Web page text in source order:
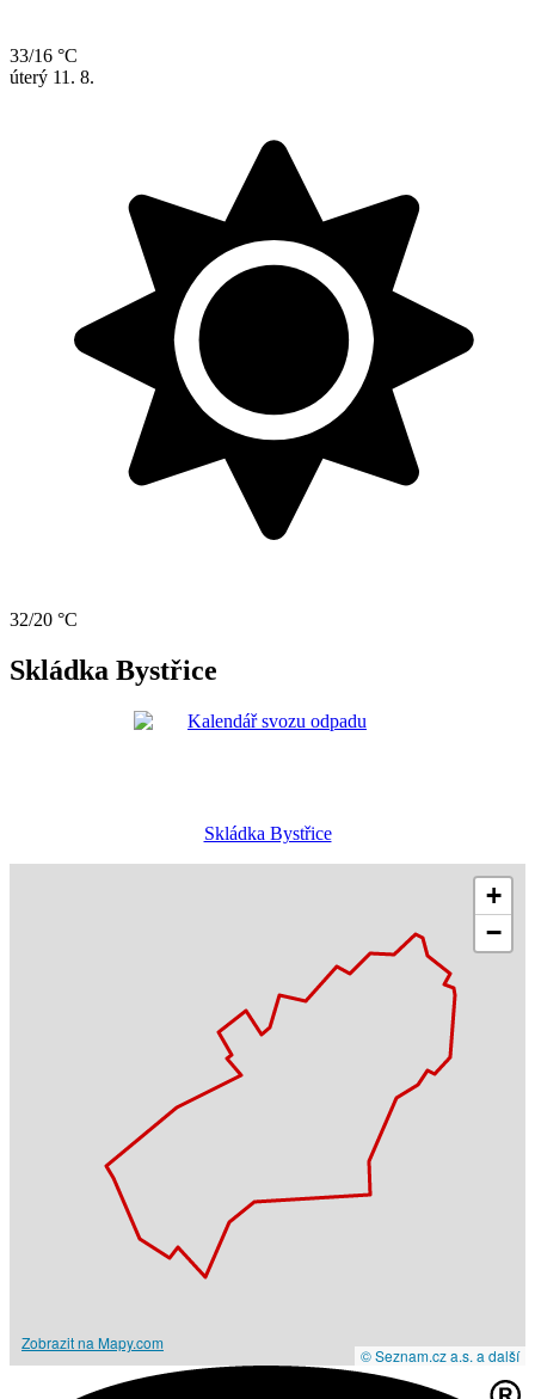
33/16 °C
úterý 11. 8.
32/20 °C
Skládka Bystřice
Skládka Bystřice
+
−
Zobrazit na Mapy.com
© Seznam.cz a.s. a další